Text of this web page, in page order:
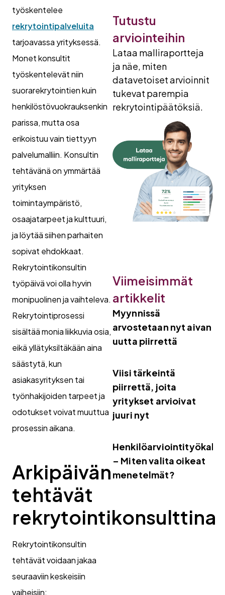
työskentelee
rekrytointipalveluita
tarjoavassa yrityksessä.
Monet konsultit
työskentelevät niin
suorarekrytointien kuin
henkilöstövuokrauksenkin
parissa, mutta osa
erikoistuu vain tiettyyn
palvelumalliin. Konsultin
tehtävänä on ymmärtää
yrityksen
toimintaympäristö,
osaajatarpeet ja kulttuuri,
ja löytää siihen parhaiten
sopivat ehdokkaat.
Rekrytointikonsultin
työpäivä voi olla hyvin
monipuolinen ja vaihteleva.
Rekrytointiprosessi
sisältää monia liikkuvia osia,
eikä yllätyksiltäkään aina
säästytä, kun
asiakasyrityksen tai
työnhakijoiden tarpeet ja
odotukset voivat muuttua
prosessin aikana.
Arkipäivän
tehtävät
rekrytointikonsulttina
Rekrytointikonsultin
tehtävät voidaan jakaa
seuraaviin keskeisiin
vaiheisiin:
Tutustu
arviointeihin
Lataa malliraportteja
ja näe, miten
datavetoiset arvioinnit
tukevat parempia
rekrytointipäätöksiä.
Viimeisimmät
artikkelit
Myynnissä
arvostetaan nyt aivan
uutta piirrettä
Viisi tärkeintä
piirrettä, joita
yritykset arvioivat
juuri nyt
Henkilöarviointityökalut
– Miten valita oikeat
menetelmät?